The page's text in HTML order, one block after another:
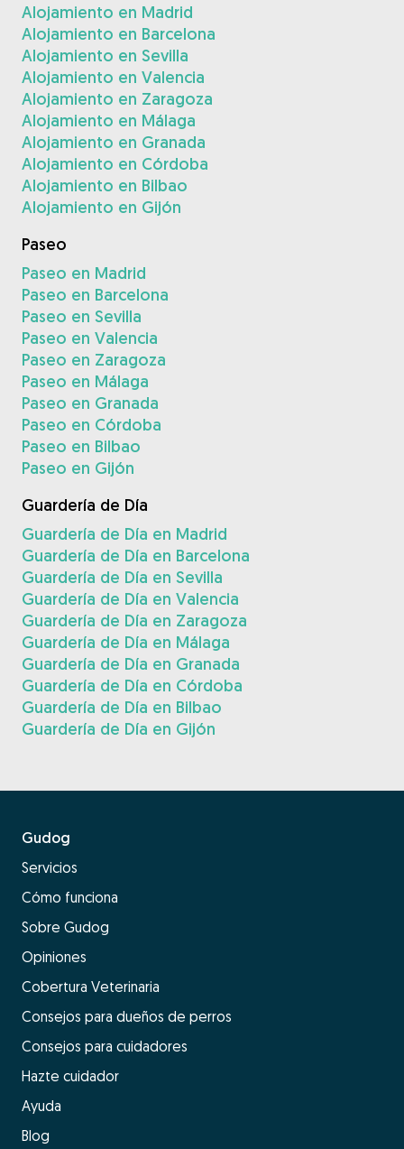
Alojamiento en Madrid
Alojamiento en Barcelona
Alojamiento en Sevilla
Alojamiento en Valencia
Alojamiento en Zaragoza
Alojamiento en Málaga
Alojamiento en Granada
Alojamiento en Córdoba
Alojamiento en Bilbao
Alojamiento en Gijón
Paseo
Paseo en Madrid
Paseo en Barcelona
Paseo en Sevilla
Paseo en Valencia
Paseo en Zaragoza
Paseo en Málaga
Paseo en Granada
Paseo en Córdoba
Paseo en Bilbao
Paseo en Gijón
Guardería de Día
Guardería de Día en Madrid
Guardería de Día en Barcelona
Guardería de Día en Sevilla
Guardería de Día en Valencia
Guardería de Día en Zaragoza
Guardería de Día en Málaga
Guardería de Día en Granada
Guardería de Día en Córdoba
Guardería de Día en Bilbao
Guardería de Día en Gijón
Gudog
Servicios
Cómo funciona
Sobre Gudog
Opiniones
Cobertura Veterinaria
Consejos para dueños de perros
Consejos para cuidadores
Hazte cuidador
Ayuda
Blog